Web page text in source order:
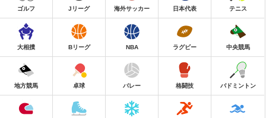
ゴルフ Jリーグ 海外サッカー 日本代表 テニス
大相撲 Bリーグ NBA ラグビー 中央競馬
地方競馬 卓球 バレー 格闘技 バドミントン